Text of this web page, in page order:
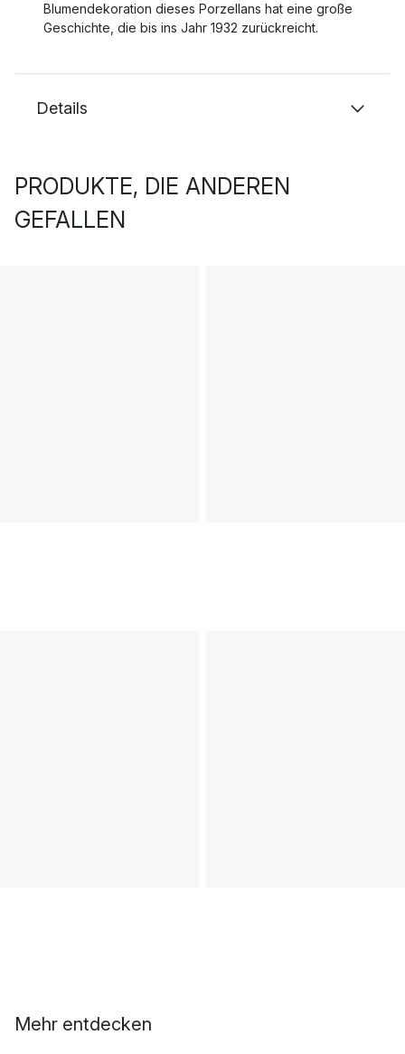
Blumendekoration dieses Porzellans hat eine große
Geschichte, die bis ins Jahr 1932 zurückreicht.
Details
PRODUKTE, DIE ANDEREN
GEFALLEN
Mehr entdecken